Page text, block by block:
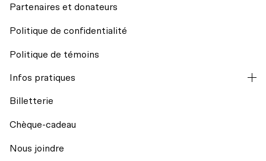
Résidences d’écriture
Billets du coeur Desjardins
Mission et historique
Conseil d’administration
Partenaires et donateurs
Politique de confidentialité
Politique de témoins
Infos pratiques
Transport collectif
Billetterie
Chèque-cadeau
Nous joindre